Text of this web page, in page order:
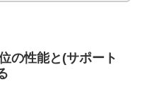
の性能と(サポート